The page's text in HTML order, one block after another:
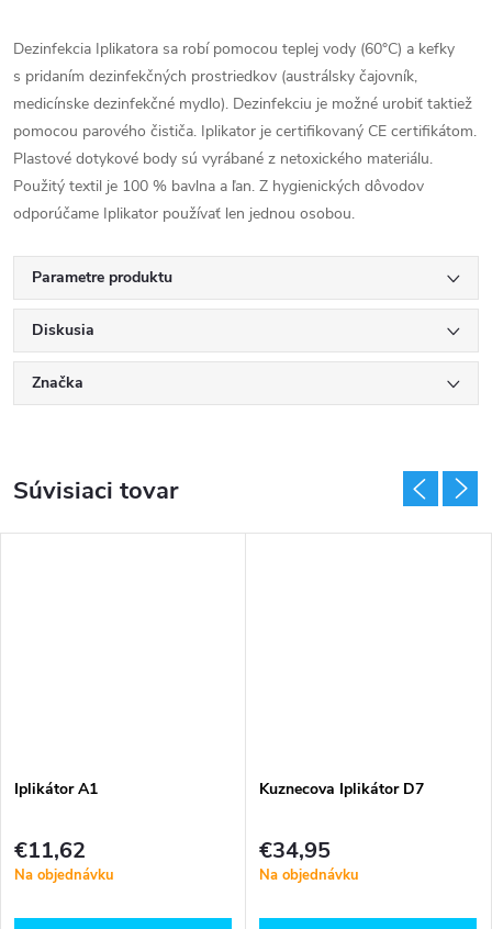
Dezinfekcia Iplikatora sa robí pomocou teplej vody (60°C) a kefky
s pridaním dezinfekčných prostriedkov (austrálsky čajovník,
medicínske dezinfekčné mydlo). Dezinfekciu je možné urobiť taktiež
pomocou parového čističa. Iplikator je certifikovaný CE certifikátom.
Plastové dotykové body sú vyrábané z netoxického materiálu.
Použitý textil je 100 % bavlna a ľan. Z hygienických dôvodov
odporúčame Iplikator používať len jednou osobou.
Parametre produktu
Diskusia
Značka
Súvisiaci tovar
Iplikátor A1
€11,62
Na objednávku
Kuznecova Iplikátor D7
€34,95
Na objednávku